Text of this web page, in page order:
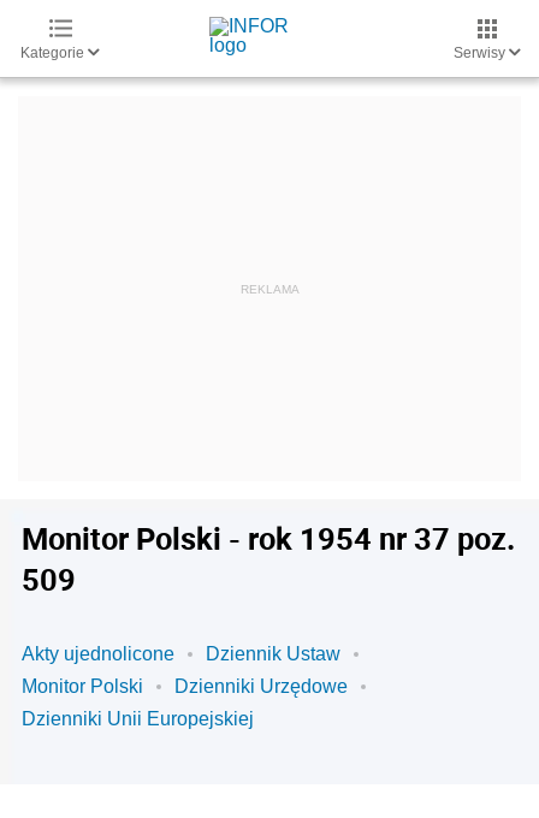
Kategorie Serwisy
Monitor Polski - rok 1954 nr 37 poz.
509
Akty ujednolicone
Dziennik Ustaw
Monitor Polski
Dzienniki Urzędowe
Dzienniki Unii Europejskiej